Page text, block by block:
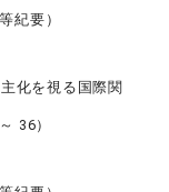
紀要）
化を視る国際関
36）